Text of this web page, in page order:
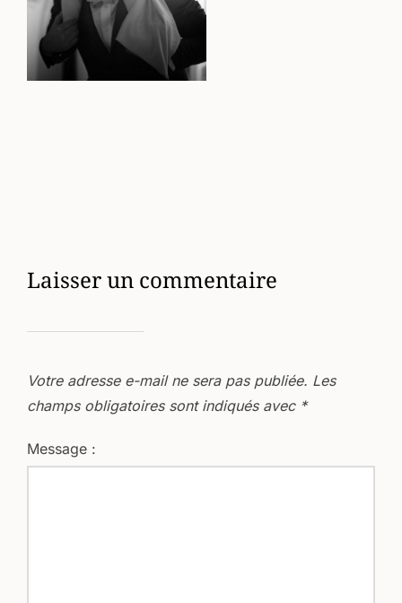
Laisser un commentaire
Votre adresse e-mail ne sera pas publiée. Les
champs obligatoires sont indiqués avec *
Message :